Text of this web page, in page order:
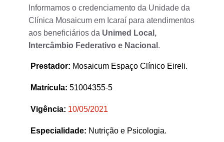
Informamos o credenciamento da Unidade da
Clínica Mosaicum em Icaraí para atendimentos
aos beneficiários da Unimed Local,
Intercâmbio Federativo e Nacional .
Prestador: Mosaicum Espaço Clínico Eireli.
Matrícula: 51004355-5
Vigência: 10/05/2021
Especialidade: Nutrição e Psicologia.